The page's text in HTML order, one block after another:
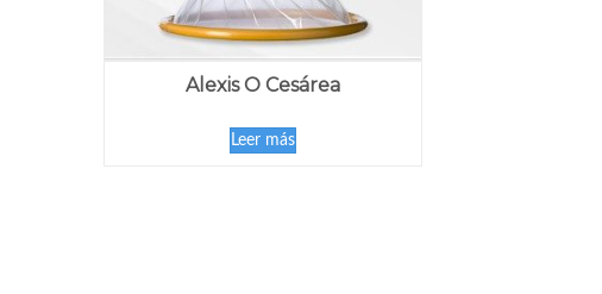
Alexis O Cesárea
Leer más